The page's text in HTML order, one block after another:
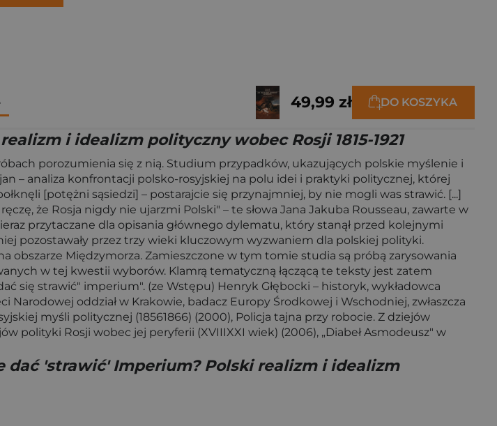
49,99 zł DO KOSZYKA
i idealizm polityczny wobec Rosji 1815-1921
porozumienia się z nią. Studium przypadków, ukazujących polskie myślenie i
– analiza konfrontacji polsko-rosyjskiej na polu idei i praktyki politycznej, której
[potężni sąsiedzi] – postarajcie się przynajmniej, by nie mogli was strawić. [...]
że Rosja nigdy nie ujarzmi Polski" – te słowa Jana Jakuba Rousseau, zawarte w
przytaczane dla opisania głównego dylematu, który stanął przed kolejnymi
pozostawały przez trzy wieki kluczowym wyzwaniem dla polskiej polityki.
obszarze Międzymorza. Zamieszczone w tym tomie studia są próbą zarysowania
w tej kwestii wyborów. Klamrą tematyczną łączącą te teksty jest zatem
się strawić" imperium". (ze Wstępu) Henryk Głębocki – historyk, wykładowca
oddział w Krakowie, badacz Europy Środkowej i Wschodniej, zwłaszcza
myśli politycznej (18561866) (2000), Policja tajna przy robocie. Z dziejów
polityki Rosji wobec jej peryferii (XVIIIXXI wiek) (2006), „Diabeł Asmodeusz" w
dać 'strawić' Imperium? Polski realizm i idealizm